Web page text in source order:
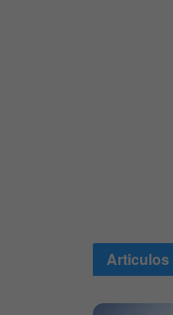
Articulos